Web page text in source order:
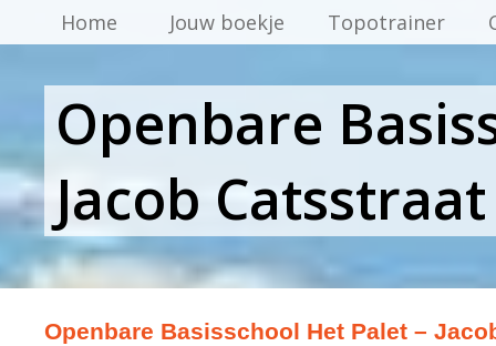
Home Jouw boekje Topotrainer
Openbare
Jacob
Openbare Basisschool Het Palet –